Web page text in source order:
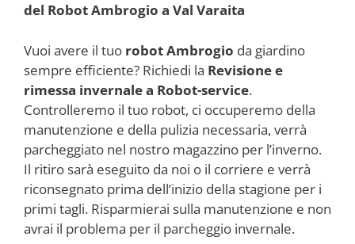
del Robot Ambrogio a Val Varaita
Vuoi avere il tuo robot Ambrogio da giardino
sempre efficiente? Richiedi la Revisione e
rimessa invernale a Robot-service.
Controlleremo il tuo robot, ci occuperemo della
manutenzione e della pulizia necessaria, verrà
parcheggiato nel nostro magazzino per l’inverno.
Il ritiro sarà eseguito da noi o il corriere e verrà
riconsegnato prima dell’inizio della stagione per i
primi tagli. Risparmierai sulla manutenzione e non
avrai il problema per il parcheggio invernale.